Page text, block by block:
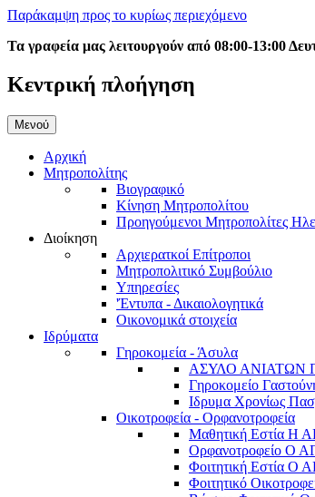
Παράκαμψη προς το κυρίως περιεχόμενο
Τα γραφεία μας λειτουργούν από 08:00-13:00
Κεντρική πλοήγηση
Μενού
Αρχική
Μητροπολίτης
Βιογραφικό
Κίνηση Μητροπολίτου
Προηγούμενοι Μητροπολίτες
Διοίκηση
Αρχιερατκοί Επίτροποι
Μητροπολιτικό Συμβούλιο
Υπηρεσίες
'Έντυπα - Δικαιολογητικά
Οικονομικά στοιχεία
Ιδρύματα
Γηροκομεία - Άσυλα
ΑΣΥΛΟ ΑΝΙΑΤΩΝ
Γηροκομείο
Ιδρυμα Χρονίως
Οικοτροφεία - Ορφανοτροφεία
Μαθητική Εστία Η
Ορφανοτροφείο Ο
Φοιτητική Εστία
Φοιτητικό